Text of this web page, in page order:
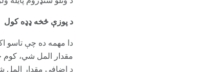
د پوزې څخه ډډه کول
دا مهمه ده چې تاسو
مقدار المل شي،
د اضافي مقدار